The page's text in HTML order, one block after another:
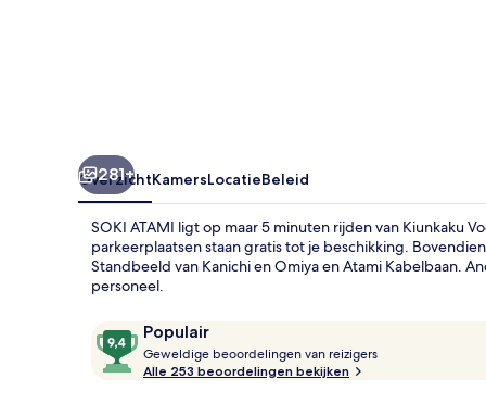
281+
OverzichtKamersLocatieBeleid
SOKI ATAMI ligt op maar 5 minuten rijden van Kiunkaku
parkeerplaatsen staan gratis tot je beschikking.
Standbeeld van Kanichi en Omiya en Atami Kabelbaan.
personeel.
Beoordelingen
Populair
9,4
van
10,
Geweldige beoordelingen van reizigers
Alle 253 beoordelingen bekijken